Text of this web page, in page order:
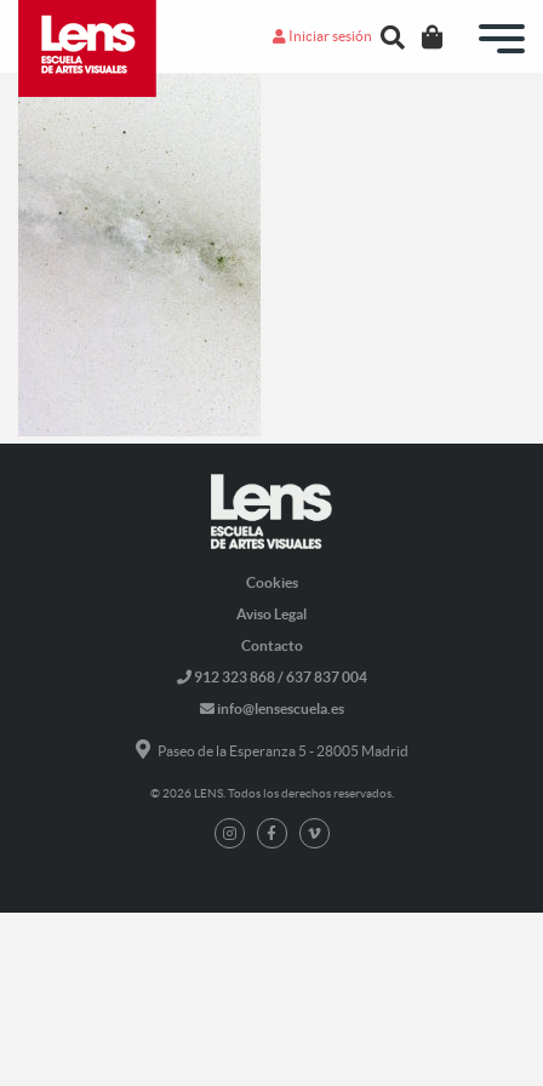
Iniciar sesión
Cookies
Aviso Legal
Contacto
912 323 868 / 637 837 004
info@lensescuela.es
Paseo de la Esperanza 5 - 28005 Madrid
© 2026 LENS. Todos los derechos reservados.